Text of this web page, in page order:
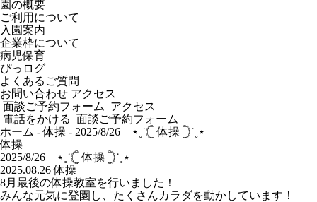
園の概要
ご利用について
入園案内
企業枠について
病児保育
ぴっログ
よくあるご質問
お問い合わせ アクセス
面談ご予約フォーム
アクセス
電話をかける 面談ご予約フォーム
ホーム -体操 - 2025/8/26 ‪⋆˳˙𓊆 体操 𓊇˙˳⋆‬
体操
2025/8/26 ‪⋆˳˙𓊆 体操 𓊇˙˳⋆‬
2025.08.26 体操
8月最後の体操教室を行いました！
みんな元気に登園し、たくさんカラダを動かしています！